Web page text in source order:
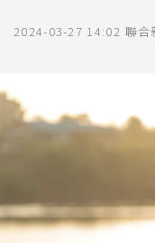
2024-03-27 14:02 聯合